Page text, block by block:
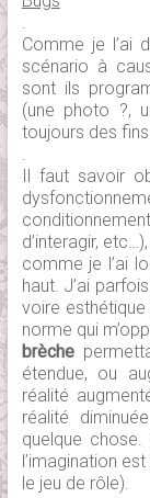
.
Comme je l’ai
scénario à
sont ils
(une photo ?,
toujours des
.
Il faut savoir
d’interagir,
comme je l’ai
haut. J’ai
voire
norme qui
brèche
étendue, ou
réalité
réalité
quelque
l’imagination
le jeu de rôle).